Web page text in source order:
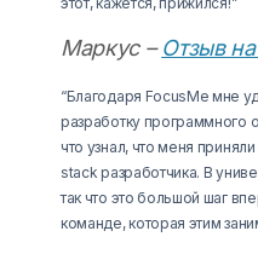
Маркус –Отзыв
“Благодаря FocusMe мне
разработку программного
что узнал, что меня
stack разработчика. В
так что это большой шаг
команде, которая этим